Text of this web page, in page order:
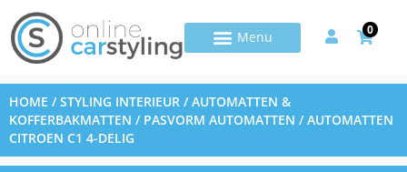
0
HOME /STYLING INTERIEUR /AUTOMATTEN &
KOFFERBAKMATTEN / PASVORM AUTOMATTEN / AUTOMATTEN
CITROEN C1 4-DELIG